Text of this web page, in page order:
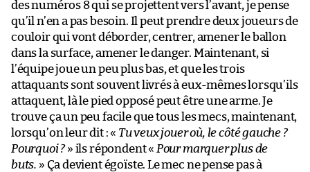
des numéros 8 qui se projettent vers l’avant, je pense
qu’il n’en a pas besoin. Il peut prendre deux joueurs de
couloir qui vont déborder, centrer, amener le ballon
dans la surface, amener le danger. Maintenant, si
l’équipe joue un peu plus bas, et que les trois
attaquants sont souvent livrés à eux-mêmes lorsqu’ils
attaquent, là le pied opposé peut être une arme. Je
trouve ça un peu facile que tous les mecs, maintenant,
lorsqu’on leur dit : « Tu veux jouer où, le côté gauche ?
Pourquoi ?» ils répondent « Pour marquer plus de
buts. » Ça devient égoïste. Le mec ne pense pas à